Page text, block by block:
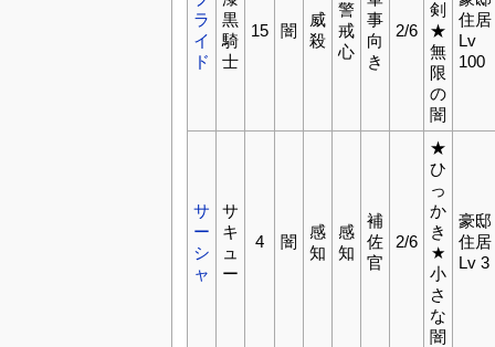
ラ
イ
ド
黒
騎
士
15 闇
威
殺
警
戒
心
事
向
き
2/6
剣
★
無
限
の
闇
住居
Lv
100
サ
ー
シ
ャ
サ
キ
ュ
ー
4 闇
感
知
感
知
補
佐
官
2/6
★
ひ
っ
か
き
★
小
さ
な
闇
豪邸
住居
Lv 3